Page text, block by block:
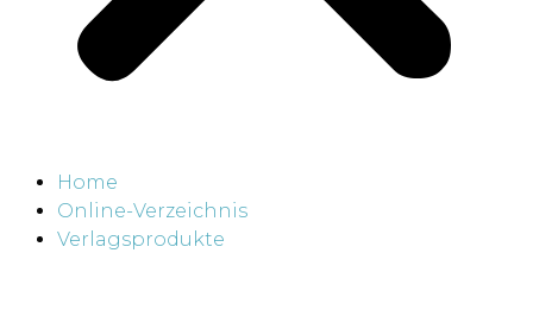
Home
Online-Verzeichnis
Verlagsprodukte